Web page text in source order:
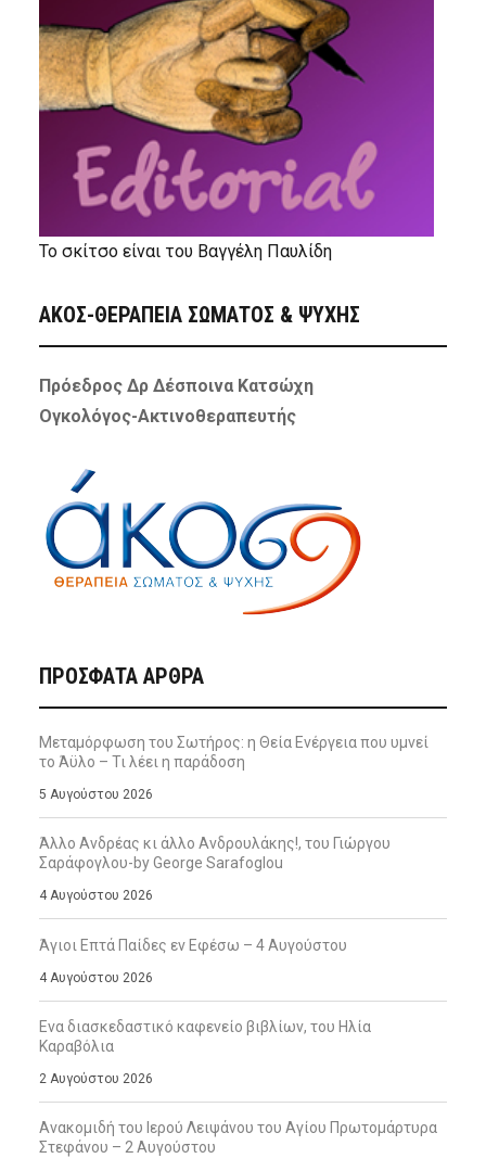
Το σκίτσο είναι του Βαγγέλη Παυλίδη
ΑΚΟΣ-ΘΕΡΑΠΕΙΑ ΣΩΜΑΤΟΣ & ΨΥΧΗΣ
Πρόεδρος Δρ Δέσποινα Κατσώχη
Ογκολόγος-Ακτινοθεραπευτής
ΠΡΌΣΦΑΤΑ ΆΡΘΡΑ
Μεταμόρφωση του Σωτήρος: η Θεία Ενέργεια που υμνεί
το Άϋλο – Τι λέει η παράδοση
5 Αυγούστου 2026
Άλλο Ανδρέας κι άλλο Ανδρουλάκης!, του Γιώργου
Σαράφογλου-by George Sarafoglou
4 Αυγούστου 2026
Άγιοι Επτά Παίδες εν Εφέσω – 4 Αυγούστου
4 Αυγούστου 2026
Ενα διασκεδαστικό καφενείο βιβλίων, του Ηλία
Καραβόλια
2 Αυγούστου 2026
Ανακομιδή του Ιερού Λειψάνου του Αγίου Πρωτομάρτυρα
Στεφάνου – 2 Αυγούστου